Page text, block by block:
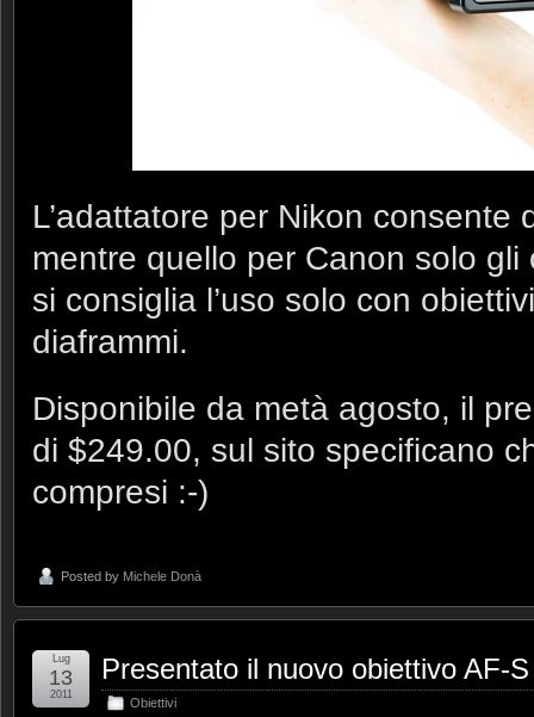
L’adattatore per Nikon
mentre quello per Canon solo
si consiglia l’uso solo con
diaframmi.
Disponibile da metà agosto, il
di $249.00, sul sito specificano
compresi :-)
Posted by Michele Donà
Presentato il nuovo obiettivo AF-
Obiettivi
Lug
13
2011